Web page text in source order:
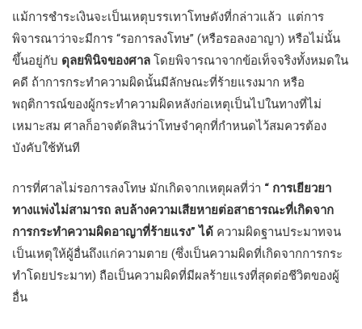
แม้การชำระเงินจะเป็นเหตุบรรเทาโทษดังที่กล่าวแล้ว แต่การ
พิจารณาว่าจะมีการ “รอการลงโทษ” (หรือรอลงอาญา) หรือไม่นั้น
ขึ้นอยู่กับ ดุลยพินิจของศาล โดยพิจารณาจากข้อเท็จจริงทั้งหมดใน
คดี ถ้าการกระทำความผิดนั้นมีลักษณะที่ร้ายแรงมาก หรือ
พฤติการณ์ของผู้กระทำความผิดหลังก่อเหตุเป็นไปในทางที่ไม่
เหมาะสม ศาลก็อาจตัดสินว่าโทษจำคุกที่กำหนดไว้สมควรต้อง
บังคับใช้ทันที
การที่ศาลไม่รอการลงโทษ มักเกิดจากเหตุผลที่ว่า “ การเยียวยา
ทางแพ่งไม่สามารถ ลบล้างความเสียหายต่อสาธารณะที่เกิดจาก
การกระทำความผิดอาญาที่ร้ายแรง” ได้ ความผิดฐานประมาทจน
เป็นเหตุให้ผู้อื่นถึงแก่ความตาย (ซึ่งเป็นความผิดที่เกิดจากการกระ
ทำโดยประมาท) ถือเป็นความผิดที่มีผลร้ายแรงที่สุดต่อชีวิตของผู้
อื่น